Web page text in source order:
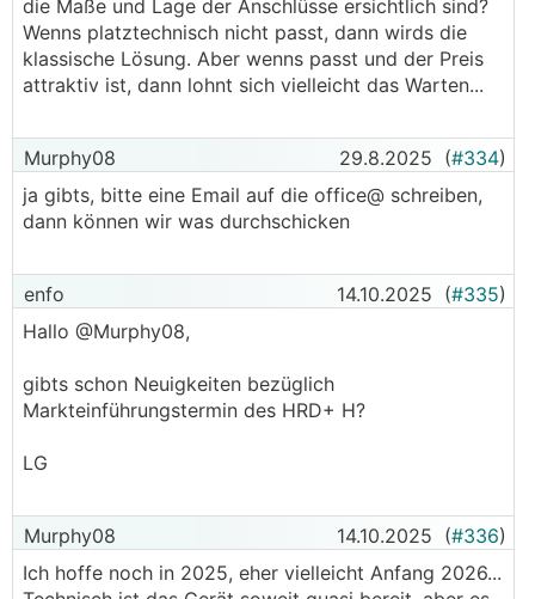
die Maße und Lage der Anschlüsse ersichtlich sind?
Wenns platztechnisch nicht passt, dann wirds die
klassische Lösung. Aber wenns passt und der Preis
attraktiv ist, dann lohnt sich vielleicht das Warten...
Murphy08 29.8.2025 (#334)
ja gibts, bitte eine Email auf die office@ schreiben,
dann können wir was durchschicken
enfo 14.10.2025 (#335)
Hallo @Murphy08,
gibts schon Neuigkeiten bezüglich
Markteinführungstermin des HRD+ H?
LG
Murphy08 14.10.2025 (#336)
Ich hoffe noch in 2025, eher vielleicht Anfang 2026...